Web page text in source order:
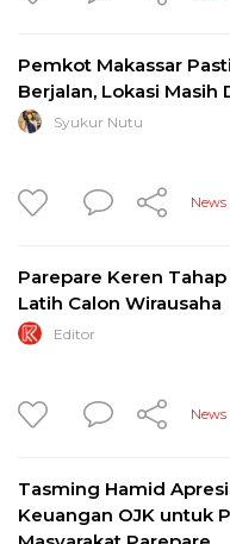
Pemkot Makassar
Berjalan, Lokasi Masih
Syukur Nutu
News
Parepare Keren
Latih Calon Wirausaha
Editor
News
Tasming Hamid
Keuangan OJK untuk